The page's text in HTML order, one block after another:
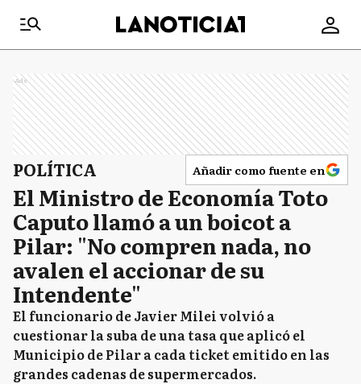
Ads
POLÍTICA Añadir como fuente en
El Ministro de Economía Toto
Caputo llamó a un boicot a
Pilar: "No compren nada, no
avalen el accionar de su
Intendente"
El funcionario de Javier Milei volvió a
cuestionar la suba de una tasa que aplicó el
Municipio de Pilar a cada ticket emitido en las
grandes cadenas de supermercados.